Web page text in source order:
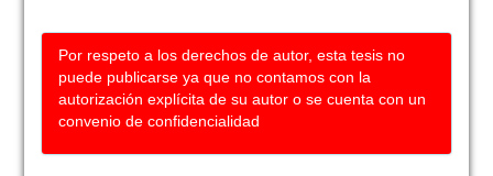
Por respeto a los derechos de autor, esta tesis no
puede publicarse ya que no contamos con la
autorización explícita de su autor o se cuenta con un
convenio de confidencialidad